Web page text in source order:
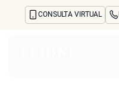
CONSULTA VIRTUAL